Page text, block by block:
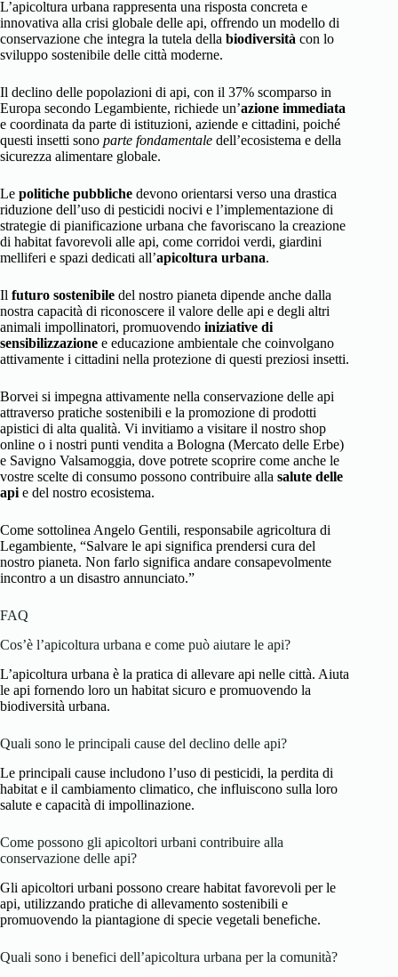
L’apicoltura urbana rappresenta una risposta concreta e
innovativa alla crisi globale delle api, offrendo un modello di
conservazione che integra la tutela della biodiversità con lo
sviluppo sostenibile delle città moderne.
Il declino delle popolazioni di api, con il 37% scomparso in
Europa secondo Legambiente, richiede un’azione immediata
e coordinata da parte di istituzioni, aziende e cittadini, poiché
questi insetti sono parte fondamentale dell’ecosistema e della
sicurezza alimentare globale.
Le politiche pubbliche devono orientarsi verso una drastica
riduzione dell’uso di pesticidi nocivi e l’implementazione di
strategie di pianificazione urbana che favoriscano la creazione
di habitat favorevoli alle api, come corridoi verdi, giardini
melliferi e spazi dedicati all’apicoltura urbana.
Il futuro sostenibile del nostro pianeta dipende anche dalla
nostra capacità di riconoscere il valore delle api e degli altri
animali impollinatori, promuovendo iniziative di
sensibilizzazione e educazione ambientale che coinvolgano
attivamente i cittadini nella protezione di questi preziosi insetti.
Borvei si impegna attivamente nella conservazione delle api
attraverso pratiche sostenibili e la promozione di prodotti
apistici di alta qualità. Vi invitiamo a visitare il nostro shop
online o i nostri punti vendita a Bologna (Mercato delle Erbe)
e Savigno Valsamoggia, dove potrete scoprire come anche le
vostre scelte di consumo possono contribuire alla salute delle
api e del nostro ecosistema.
Come sottolinea Angelo Gentili, responsabile agricoltura di
Legambiente, “Salvare le api significa prendersi cura del
nostro pianeta. Non farlo significa andare consapevolmente
incontro a un disastro annunciato.”
FAQ
Cos’è l’apicoltura urbana e come può aiutare le api?
L’apicoltura urbana è la pratica di allevare api nelle città. Aiuta
le api fornendo loro un habitat sicuro e promuovendo la
biodiversità urbana.
Quali sono le principali cause del declino delle api?
Le principali cause includono l’uso di pesticidi, la perdita di
habitat e il cambiamento climatico, che influiscono sulla loro
salute e capacità di impollinazione.
Come possono gli apicoltori urbani contribuire alla
conservazione delle api?
Gli apicoltori urbani possono creare habitat favorevoli per le
api, utilizzando pratiche di allevamento sostenibili e
promuovendo la piantagione di specie vegetali benefiche.
Quali sono i benefici dell’apicoltura urbana per la comunità?